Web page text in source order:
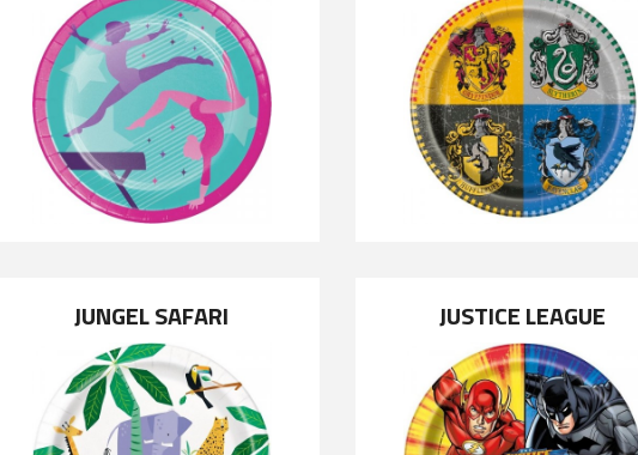
JUNGEL SAFARI JUSTICE LEAGUE